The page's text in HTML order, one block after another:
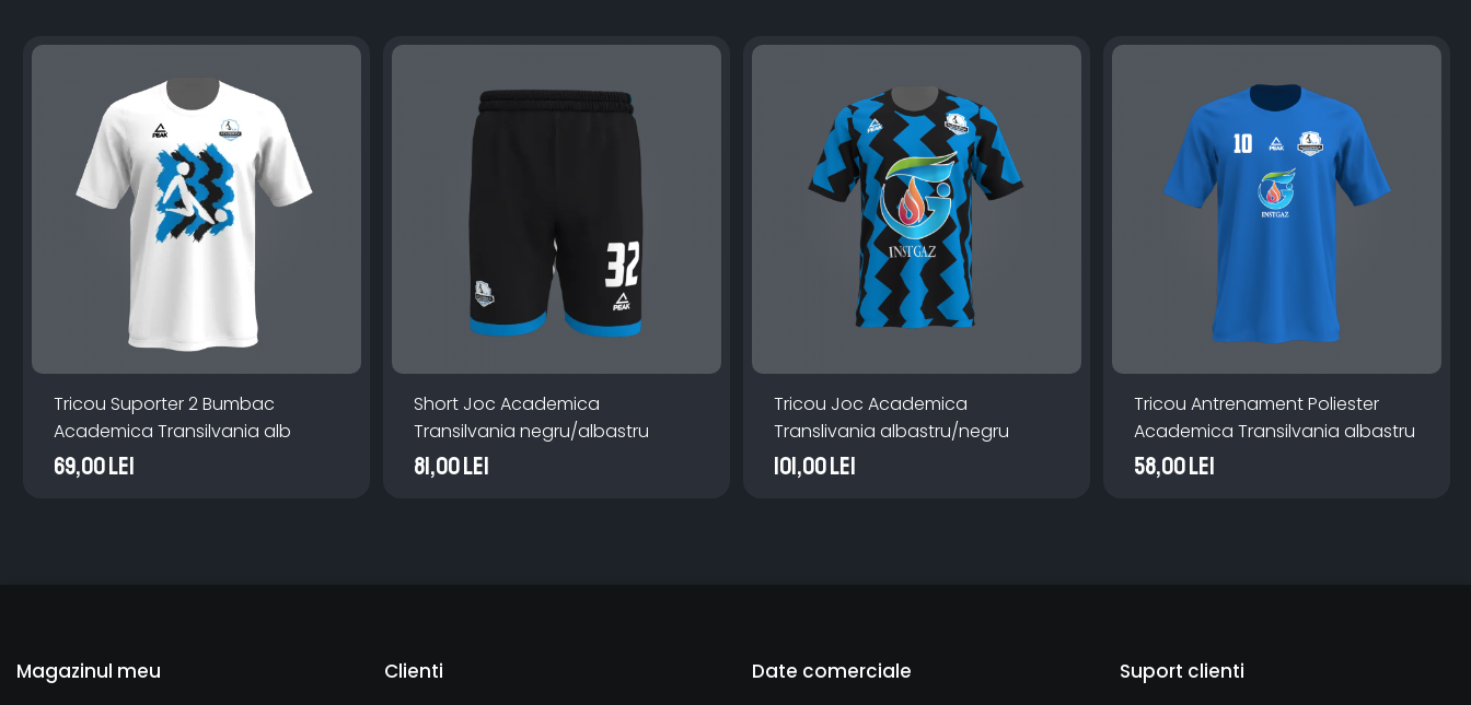
Tricou Suporter 2 Bumbac
Academica Transilvania alb
69,00 Lei
Short Joc Academica
Transilvania negru/albastru
81,00 Lei
Tricou Joc Academica
Translivania albastru/negru
101,00 Lei
Tricou Antrenament Poliester
Academica Transilvania albastru
58,00 Lei
Magazinul meu Clienti Date comerciale Suport clienti